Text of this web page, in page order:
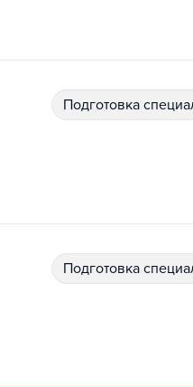
подготовка
подготовка